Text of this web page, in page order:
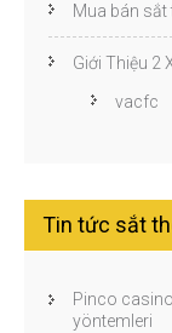
Mua bán sắt
Giới Thiệu 2
vacfc
Tin tức sắt
Pinco
yöntemleri